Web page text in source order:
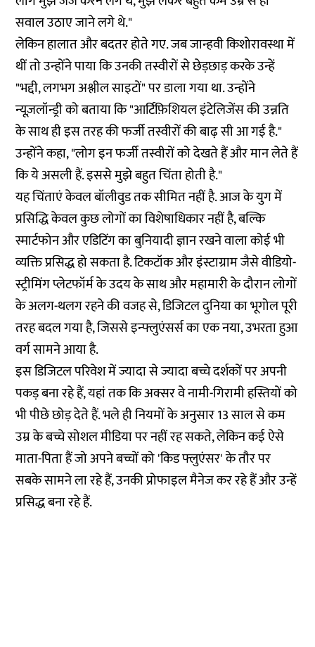
सवाल उठाए जाने लगे थे."
लेकिन हालात और बदतर होते गए. जब जान्हवी किशोरावस्था में
थीं तो उन्होंने पाया कि उनकी तस्वीरों से छेड़छाड़ करके उन्हें
"भद्दी, लगभग अश्लील साइटों" पर डाला गया था. उन्होंने
न्यूज़लॉन्ड्री को बताया कि "आर्टिफ़िशियल इंटेलिजेंस की उन्नति
के साथ ही इस तरह की फर्जी तस्वीरों की बाढ़ सी आ गई है."
उन्होंने कहा, "लोग इन फर्जी तस्वीरों को देखते हैं और मान लेते हैं
कि ये असली हैं. इससे मुझे बहुत चिंता होती है."
यह चिंताएं केवल बॉलीवुड तक सीमित नहीं है. आज के युग में
प्रसिद्धि केवल कुछ लोगों का विशेषाधिकार नहीं है, बल्कि
स्मार्टफोन और एडिटिंग का बुनियादी ज्ञान रखने वाला कोई भी
व्यक्ति प्रसिद्ध हो सकता है. टिकटॉक और इंस्टाग्राम जैसे वीडियो-
स्ट्रीमिंग प्लेटफॉर्म के उदय के साथ और महामारी के दौरान लोगों
के अलग-थलग रहने की वजह से, डिजिटल दुनिया का भूगोल पूरी
तरह बदल गया है, जिससे इन्फ्लुएंसर्स का एक नया, उभरता हुआ
वर्ग सामने आया है.
इस डिजिटल परिवेश में ज्यादा से ज्यादा बच्चे दर्शकों पर अपनी
पकड़ बना रहे हैं, यहां तक ​​कि अक्सर वे नामी-गिरामी हस्तियों को
भी पीछे छोड़ देते हैं. भले ही नियमों के अनुसार 13 साल से कम
उम्र के बच्चे सोशल मीडिया पर नहीं रह सकते, लेकिन कई ऐसे
माता-पिता हैं जो अपने बच्चों को 'किड फ्लुएंसर' के तौर पर
सबके सामने ला रहे हैं, उनकी प्रोफाइल मैनेज कर रहे हैं और उन्हें
प्रसिद्ध बना रहे हैं.